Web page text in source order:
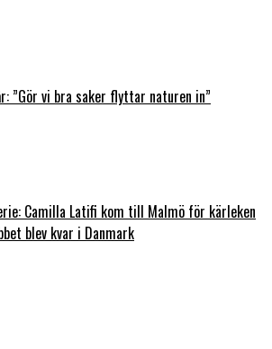
”Gör vi bra saker flyttar naturen in”
Camilla Latifi kom till Malmö för kärleken
blev kvar i Danmark